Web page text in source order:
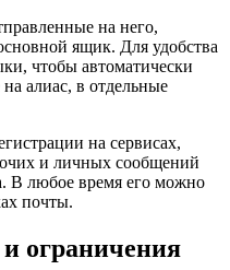
на него,
ящик. Для удобства
чтобы автоматически
алиас, в отдельные
на сервисах,
и личных сообщений
В любое время его можно
почты.
ограничения